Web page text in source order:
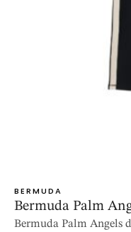
BERMUDA
Bermuda Palm
Bermuda Palm Angels